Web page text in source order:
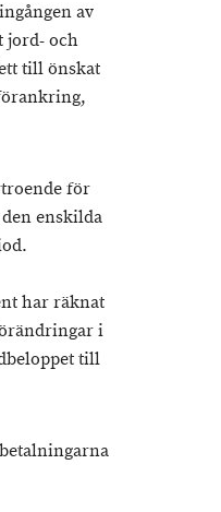
av
jord- och
till önskat
för
enskilda
har räknat
i
till